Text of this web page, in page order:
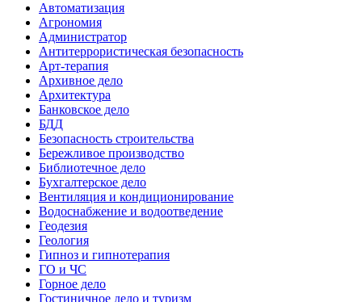
Автоматизация
Агрономия
Администратор
Антитеррористическая безопасность
Арт-терапия
Архивное дело
Архитектура
Банковское дело
БДД
Безопасность строительства
Бережливое производство
Библиотечное дело
Бухгалтерское дело
Вентиляция и кондиционирование
Водоснабжение и водоотведение
Геодезия
Геология
Гипноз и гипнотерапия
ГО и ЧС
Горное дело
Гостиничное дело и туризм